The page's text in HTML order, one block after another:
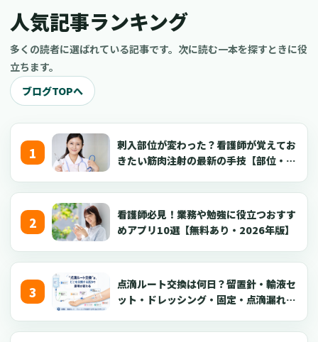
人気記事ランキング
多くの読者に選ばれている記事です。次に読む一本を探すときに役
立ちます。
ブログTOPへ
刺入部位が変わった？看護師が覚えてお
きたい筋肉注射の最新の手技【部位・
看護師必見！業務や勉強に役立つおすす
めアプリ10選【無料あり・2026年版】
点滴ルート交換は何日？留置針・輸液セ
ット・ドレッシング・固定・点滴漏れ対